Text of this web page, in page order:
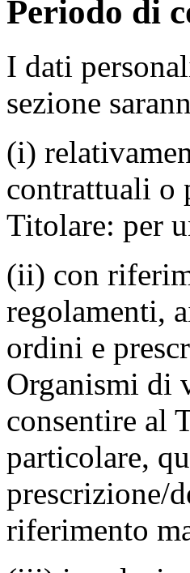
Periodo di
I dati
sezione
(i)
contrattuali o
Titolare: per
(ii) con
regolamenti,
ordini e
Organismi di
consentire al
particolare,
prescrizione/
riferimento